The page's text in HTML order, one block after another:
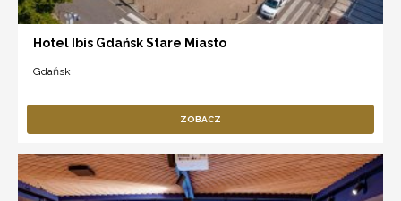
Hotel Ibis Gdańsk Stare Miasto
Gdańsk
ZOBACZ